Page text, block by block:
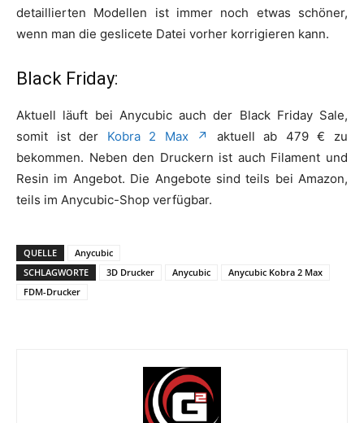
detaillierten Modellen ist immer noch etwas schöner,
wenn man die geslicete Datei vorher korrigieren kann.
Black Friday:
Aktuell läuft bei Anycubic auch der Black Friday Sale,
somit ist der Kobra 2 Max ↗
aktuell ab 479 € zu
bekommen. Neben den Druckern ist auch Filament und
Resin im Angebot. Die Angebote sind teils bei Amazon,
teils im Anycubic-Shop verfügbar.
QUELLE
Anycubic
SCHLAGWORTE
3D Drucker Anycubic
Anycubic Kobra 2 Max
FDM-Drucker